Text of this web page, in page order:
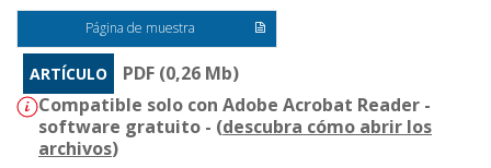
Página de muestra
ARTÍCULO
PDF (0,26 Mb)
Compatible solo con Adobe Acrobat Reader -
software gratuito - (descubra cómo abrir los
archivos)